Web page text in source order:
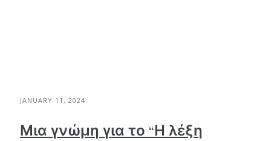
JANUARY 11, 2024
Μια γνώμη για το “Η λέξη